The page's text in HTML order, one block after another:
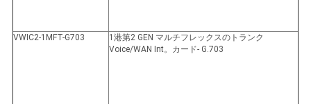
VWIC2-1MFT-G703
1港第2 GEN マルチフレックスのトランク
Voice/WAN Int。カード- G.703